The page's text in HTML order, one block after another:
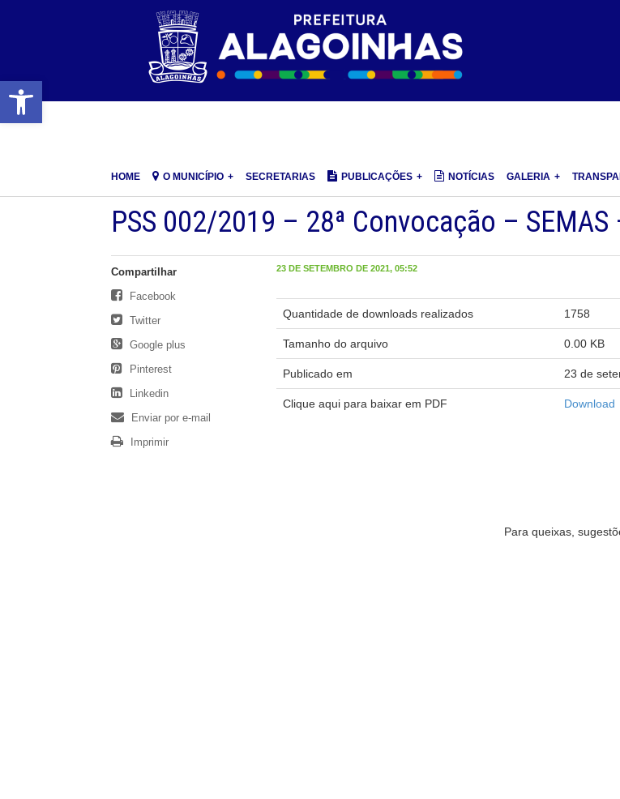
Barra de Ferramentas Aberta
HOME O MUNICÍPIO SECRETARIAS PUBLICAÇÕES NOTÍCIAS GALERIA
PSS 002/2019 – 28ª Convocação –
23 DE SETEMBRO DE 2021, 05:52
Quantidade de downloads realizados 1758
Tamanho do arquivo 0.00 KB
Publicado em 23 de
Clique aqui para baixar em PDF Download
Para queixas,
Compartilhar
Facebook
Twitter
Google plus
Pinterest
Linkedin
Enviar por e-mail
Imprimir